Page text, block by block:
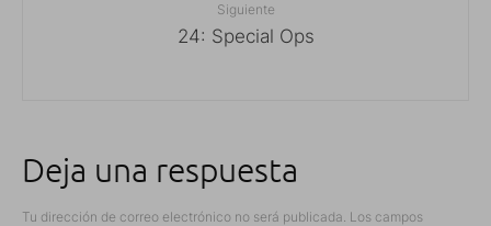
Siguiente
24: Special Ops
Deja una respuesta
Tu dirección de correo electrónico no será publicada. Los campos